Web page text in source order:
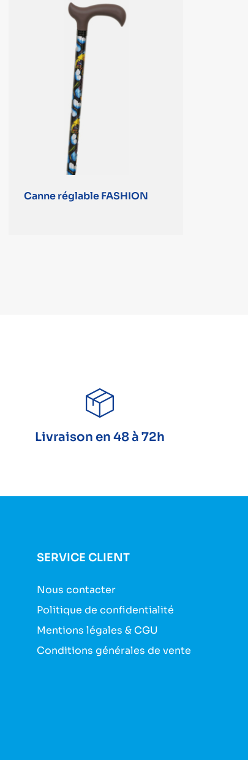
Canne réglable FASHION
Livraison en 48 à 72h
SERVICE CLIENT
Nous contacter
Politique de confidentialité
Mentions légales & CGU
Conditions générales de vente